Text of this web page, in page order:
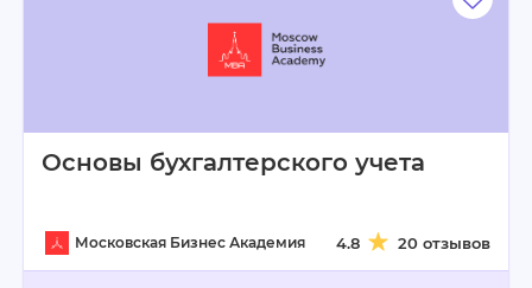
Основы бухгалтерского учета
Московская Бизнес Академия 4.8 20 отзывов